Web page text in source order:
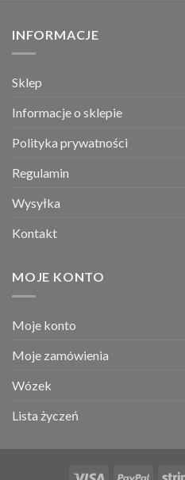
INFORMACJE
Sklep
Informacje o sklepie
Polityka prywatności
Regulamin
Wysyłka
Kontakt
MOJE KONTO
Moje konto
Moje zamówienia
Wózek
Lista życzeń